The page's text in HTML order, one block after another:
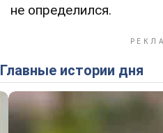
не определился.
Главные истории дня